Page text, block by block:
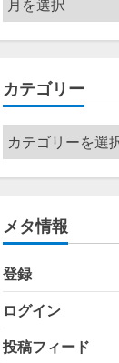
ー
カ
ブ
カテゴリー
カ
テ
ゴ
ー
メタ情報
登録
ログイン
投稿フィード